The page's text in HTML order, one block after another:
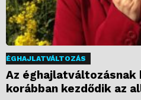
ÉGHAJLATVÁLTOZÁS
Az éghajlatváltozásnak
korábban kezdődik az